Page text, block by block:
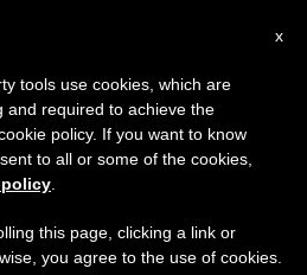
الإمارات العربية
كنيسة
x
tools use cookies, which are
and required to achieve the
policy. If you want to know
to all or some of the cookies,
this page, clicking a link or
you agree to the use of cookies.